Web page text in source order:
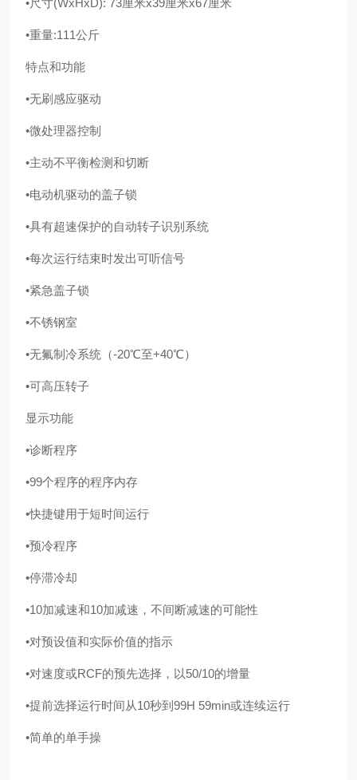
•尺寸(WxHxD): 73厘米x39厘米x67厘米
•重量:111公斤
特点和功能
•无刷感应驱动
•微处理器控制
•主动不平衡检测和切断
•电动机驱动的盖子锁
•具有超速保护的自动转子识别系统
•每次运行结束时发出可听信号
•紧急盖子锁
•不锈钢室
•无氟制冷系统（-20℃至+40℃）
•可高压转子
显示功能
•诊断程序
•99个程序的程序内存
•快捷键用于短时间运行
•预冷程序
•停滞冷却
•10加减速和10加减速，不间断减速的可能性
•对预设值和实际价值的指示
•对速度或RCF的预先选择，以50/10的增量
•提前选择运行时间从10秒到99H 59min或连续运行
•简单的单手操